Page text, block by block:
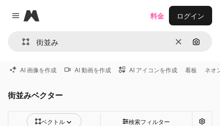
Close menu
Magnific
消去 画像で
料金 ログイン
AI 画像を作成 AI 動画を作成 AI アイコンを作成 看板 ネオ
街並みベクター
ベクトル 検索フィルター